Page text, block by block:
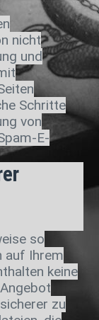
nicht
und
Schritte
von
E-
so
auf Ihrem
keine
zu